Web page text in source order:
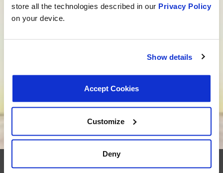
store all the technologies described in our Privacy Policy
on your device.
Show details
Accept Cookies
Customize
Deny
Suchen Sie eine individuelle
maßgeschneiderte Lösungen, die Ihren
Projekt zum Leben zu erwecken? Klicken Sie unten,
und lassen Sie uns gemeinsam auf die Reise der
individuellen Produktentwicklung gehen.
Wir möchten Ihr Lieferant sein